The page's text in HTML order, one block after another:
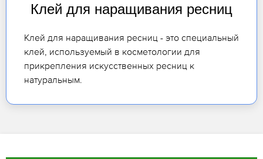
Клей для наращивания ресниц
Клей для наращивания ресниц - это специальный
клей, используемый в косметологии для
прикрепления искусственных ресниц к
натуральным.